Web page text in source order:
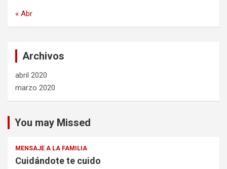
« Abr
Archivos
abril 2020
marzo 2020
You may Missed
MENSAJE A LA FAMILIA
Cuidándote te cuido